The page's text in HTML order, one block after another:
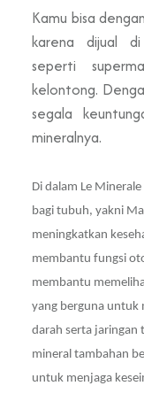
Kamu bisa
karena dijual
seperti
kelontong.
segala
mineralnya.
Di dalam Le
bagi tubuh, yakni
meningkatkan
membantu fungsi
membantu
yang berguna untuk
darah serta jaringan
mineral tambahan
untuk menjaga